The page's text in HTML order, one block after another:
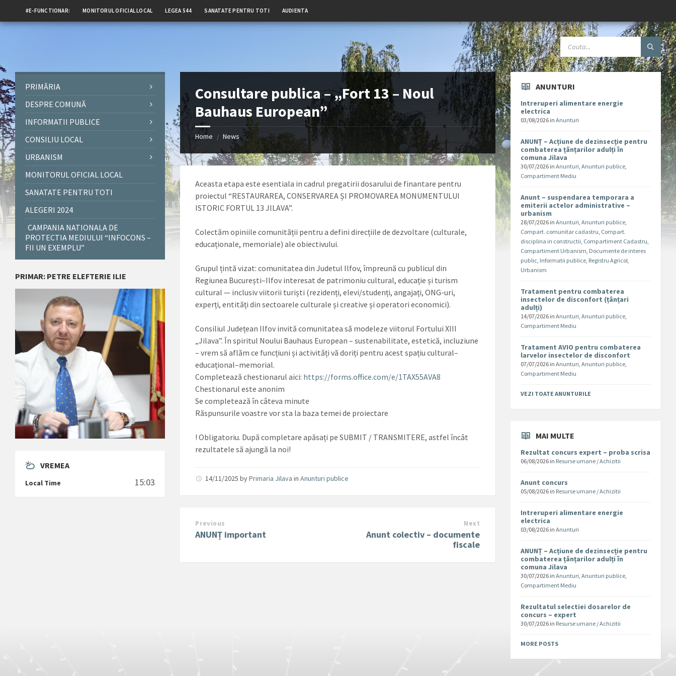
#E-FUNCTIONAR: MONITORUL OFICIAL LOCAL LEGEA 544 SANATATE PENTRU TOTI AUDIENTA
Consultare publica – „Fort 13 – Noul
Bauhaus European”
Home / News
Aceasta etapa este esentiala in cadrul pregatirii dosarului de finantare pentru
proiectul “RESTAURAREA, CONSERVAREA ȘI PROMOVAREA MONUMENTULUI
ISTORIC FORTUL 13 JILAVA”.
Colectăm opiniile comunității pentru a defini direcțiile de dezvoltare (culturale,
educaționale, memoriale) ale obiectivului.
Grupul țintă vizat: comunitatea din Judetul Ilfov, împreună cu publicul din
Regiunea București–Ilfov interesat de patrimoniu cultural, educație și turism
cultural — inclusiv viitorii turiști (rezidenți, elevi/studenți, angajați, ONG-uri,
experți, entități din sectoarele culturale și creative și operatori economici).
Consiliul Județean Ilfov invită comunitatea să modeleze viitorul Fortului XIII
„Jilava”. În spiritul Noului Bauhaus European – sustenabilitate, estetică, incluziune
– vrem să aflăm ce funcțiuni și activități vă doriți pentru acest spațiu cultural–
educațional–memorial.
Completează chestionarul aici: https://forms.office.com/e/1TAX55AVA8
Chestionarul este anonim
Se completează în câteva minute
Răspunsurile voastre vor sta la baza temei de proiectare
! Obligatoriu. După completare apăsați pe SUBMIT / TRANSMITERE, astfel încât
rezultatele să ajungă la noi!
14/11/2025byPrimaria Jilava inAnunturi publice
Previous
ANUNȚ important
Next
Anunt colectiv – documente
fiscale
PRIMĂRIA
DESPRE COMUNĂ
INFORMATII PUBLICE
CONSILIU LOCAL
URBANISM
MONITORUL OFICIAL LOCAL
SANATATE PENTRU TOTI
ALEGERI 2024
CAMPANIA NATIONALA DE
PROTECTIA MEDIULUI “INFOCONS –
FII UN EXEMPLU”
PRIMAR: PETRE ELEFTERIE ILIE
VREMEA
Local Time 15:03
ANUNTURI
Intreruperi alimentare energie
electrica
03/08/2026 inAnunturi
ANUNȚ – Acțiune de dezinsecție pentru
combaterea țânțarilor adulți în
comuna Jilava
30/07/2026 inAnunturi,Anunturi publice,
Compartiment Mediu
Anunt – suspendarea temporara a
emiterii actelor administrative –
urbanism
28/07/2026 inAnunturi,Anunturi publice,
Compart. comunitar cadastru, Compart.
disciplina in constructii, Compartiment Cadastru,
Compartiment Urbanism, Documente de interes
public, Informatii publice, Registru Agricol,
Urbanism
Tratament pentru combaterea
insectelor de disconfort (țânțari
adulți)
14/07/2026 inAnunturi,Anunturi publice,
Compartiment Mediu
Tratament AVIO pentru combaterea
larvelor insectelor de disconfort
07/07/2026 inAnunturi,Anunturi publice,
Compartiment Mediu
VEZI TOATE ANUNTURILE
MAI MULTE
Rezultat concurs expert – proba scrisa
06/08/2026 in Resurse umane / Achizitii
Anunt concurs
05/08/2026 in Resurse umane / Achizitii
Intreruperi alimentare energie
electrica
03/08/2026 inAnunturi
ANUNȚ – Acțiune de dezinsecție pentru
combaterea țânțarilor adulți în
comuna Jilava
30/07/2026 inAnunturi,Anunturi publice,
Compartiment Mediu
Rezultatul selectiei dosarelor de
concurs – expert
30/07/2026 in Resurse umane / Achizitii
MORE POSTS